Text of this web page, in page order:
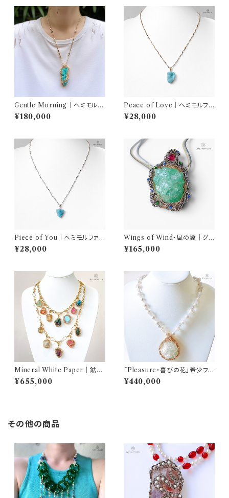
Gentle Morning｜ヘミモルフ
ァイト 天使の羽ネックレス（K14
ゴールドフィルド）｜AQUARY
¥180,000
Peace of Love｜ヘミモルファ
イト ネックレス｜AQUARYLI
S
¥28,000
Piece of You｜ヘミモルファイ
ト ネックレス｜AQUARYLIS
¥28,000
Wings of Wind・風の翼｜グリ
ーンアポフィライト ネックレス
（純銀×K14GF／60cm）｜AQ
¥165,000
Mineral White Paper｜鉱物
白書 ネックレスセット（12種天然
石／2本チェーン）｜AQUARY
¥655,000
「Pleasure・喜びの花」希少フラ
ワーグリーンアポフィライトネッ
クレス
¥440,000
その他の商品